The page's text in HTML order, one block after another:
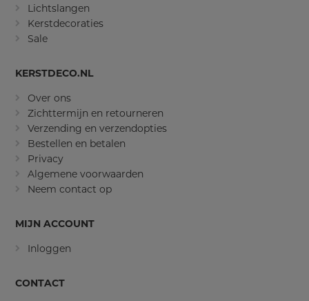
Lichtslangen
Kerstdecoraties
Sale
KERSTDECO.NL
Over ons
Zichttermijn en retourneren
Verzending en verzendopties
Bestellen en betalen
Privacy
Algemene voorwaarden
Neem contact op
MIJN ACCOUNT
Inloggen
CONTACT